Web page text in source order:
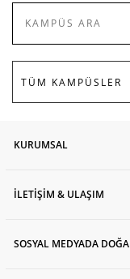
KURUMSAL
İLETİŞİM & ULAŞIM
SOSYAL MEDYADA DOĞA